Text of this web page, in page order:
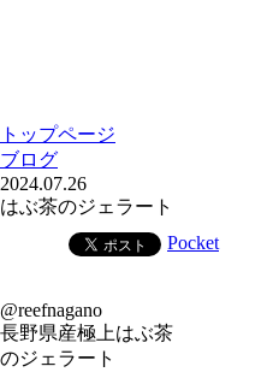
トップページ
ブログ
2024.07.26
はぶ茶のジェラート
Pocket
@reefnagano
長野県産極上はぶ茶
のジェラート